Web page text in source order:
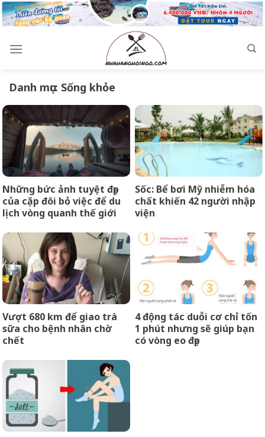
Skip
to
Danh mục: Sống khỏe
Những bức ảnh tuyệt đẹp
của cặp đôi bỏ việc để du
lịch vòng quanh thế giới
Sốc: Bể bơi Mỹ nhiễm hóa
chất khiến 42 người nhập
viện
Vượt 680 km để giao trà
sữa cho bệnh nhân chờ
chết
4 động tác duỗi cơ chỉ tốn
1 phút nhưng sẽ giúp bạn
có vòng eo đẹp